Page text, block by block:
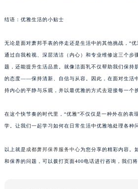
结语：优雅生活的小贴士
无论是面对萧邦手表的停走还是生活中的其他挑战，“优
通过自我检视、深层清洁（内心）和专业维修这三个步
题，还能提升生活品质。就像洁面乳不仅帮助我们保持
的态度——保持清新、自信与从容。因此，在面对生活
持内心的平静与乐观，并以最优雅的方式去迎接每一个
在这个快节奏的时代里，“优雅”不仅仅是一种外在的表
学。让我们一起学习如何在日常生活中优雅地处理各种
以上就是 成都萧邦保养服务中心为您分享的精彩内容。
和保养的问题，可以拨打页面400电话进行咨询，我们将